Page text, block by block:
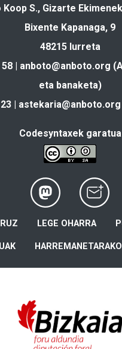
Koop S., Gizarte
Bixente Kapanaga, 9
48215 Iurreta
| anboto@anboto.org
eta banaketa)
| astekaria@anboto.org
Codesyntaxek garatua
LEGE OHARRA
HARREMANETARAKO